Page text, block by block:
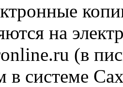
на
(в
в системе